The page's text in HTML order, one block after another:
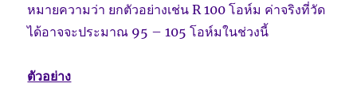
หมายความว่า ยกตัวอย่างเช่น R 100 โอห์ม ค่าจริงที่วัด
ได้อาจจะประมาณ 95 – 105 โอห์มในช่วงนี้
ตัวอย่าง